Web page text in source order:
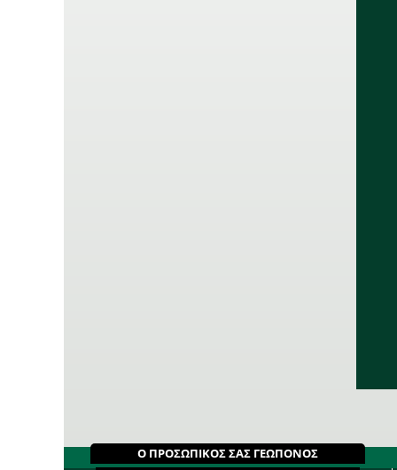
Ο ΠΡΟΣΩΠΙΚΟΣ ΣΑΣ ΓΕΩΠΟΝΟΣ